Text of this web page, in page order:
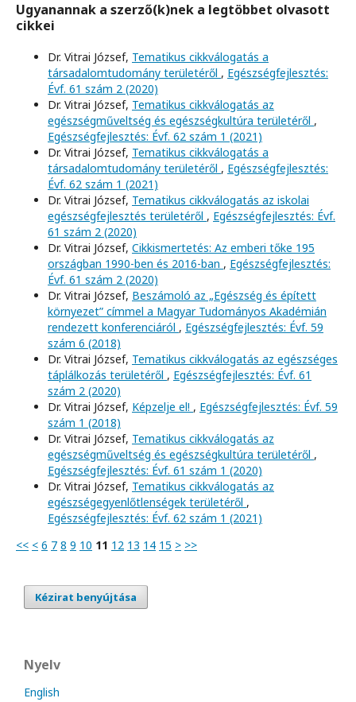
Ugyanannak a szerző(k)nek a legtöbbet olvasott
cikkei
Dr. Vitrai József, Tematikus cikkválogatás a
társadalomtudomány területéről , Egészségfejlesztés:
Évf. 61 szám 2 (2020)
Dr. Vitrai József, Tematikus cikkválogatás az
egészségműveltség és egészségkultúra területéről ,
Egészségfejlesztés: Évf. 62 szám 1 (2021)
Dr. Vitrai József, Tematikus cikkválogatás a
társadalomtudomány területéről , Egészségfejlesztés:
Évf. 62 szám 1 (2021)
Dr. Vitrai József, Tematikus cikkválogatás az iskolai
egészségfejlesztés területéről , Egészségfejlesztés: Évf.
61 szám 2 (2020)
Dr. Vitrai József, Cikkismertetés: Az emberi tőke 195
országban 1990-ben és 2016-ban , Egészségfejlesztés:
Évf. 61 szám 2 (2020)
Dr. Vitrai József, Beszámoló az „Egészség és épített
környezet” címmel a Magyar Tudományos Akadémián
rendezett konferenciáról , Egészségfejlesztés: Évf. 59
szám 6 (2018)
Dr. Vitrai József, Tematikus cikkválogatás az egészséges
táplálkozás területéről , Egészségfejlesztés: Évf. 61
szám 2 (2020)
Dr. Vitrai József, Képzelje el! , Egészségfejlesztés: Évf. 59
szám 1 (2018)
Dr. Vitrai József, Tematikus cikkválogatás az
egészségműveltség és egészségkultúra területéről ,
Egészségfejlesztés: Évf. 61 szám 1 (2020)
Dr. Vitrai József, Tematikus cikkválogatás az
egészségegyenlőtlenségek területéről ,
Egészségfejlesztés: Évf. 62 szám 1 (2021)
<< < 6 7 8 9 10 11 12 13 14 15 > >>
Kézirat benyújtása
Nyelv
English